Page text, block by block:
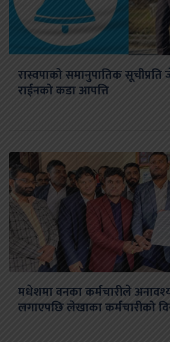
रास्वपाको समानुपातिक
राईनको कडा आपत्ति
मधेशमा वनका कर्मचारीले
लगाएपछि लेखाका कर्मचारीको